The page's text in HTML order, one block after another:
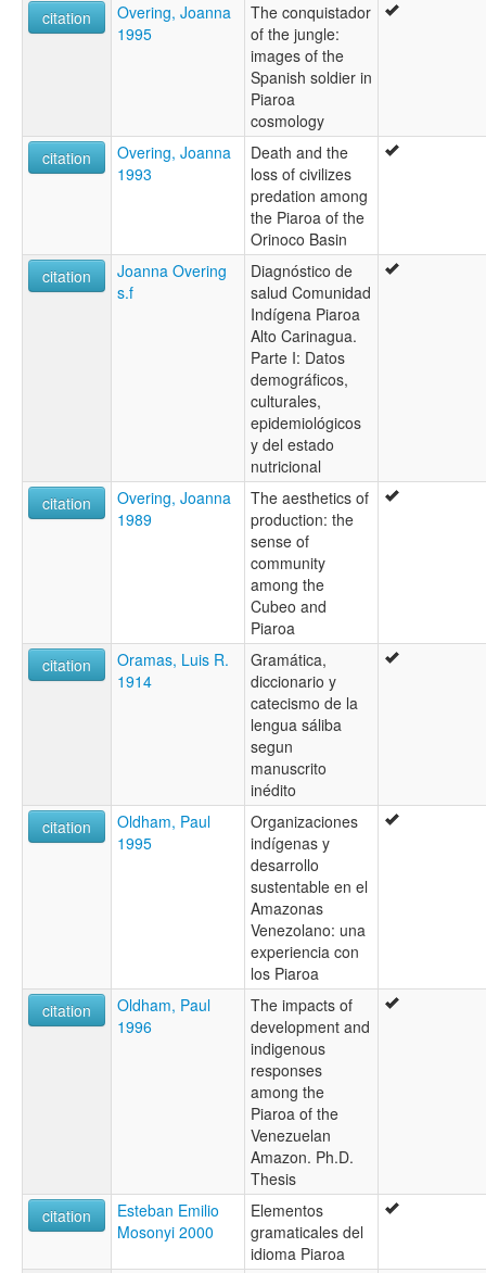
citation
Overing, Joanna
1995
The conquistador
of the jungle:
images of the
Spanish soldier in
Piaroa
cosmology
citation
Overing, Joanna
1993
Death and the
loss of civilizes
predation among
the Piaroa of the
Orinoco Basin
citation
Joanna Overing
s.f
Diagnóstico de
salud Comunidad
Indígena Piaroa
Alto Carinagua.
Parte I: Datos
demográficos,
culturales,
epidemiológicos
y del estado
nutricional
citation
Overing, Joanna
1989
The aesthetics of
production: the
sense of
community
among the
Cubeo and
Piaroa
citation
Oramas, Luis R.
1914
Gramática,
diccionario y
catecismo de la
lengua sáliba
segun
manuscrito
inédito
citation
Oldham, Paul
1995
Organizaciones
indígenas y
desarrollo
sustentable en el
Amazonas
Venezolano: una
experiencia con
los Piaroa
citation
Oldham, Paul
1996
The impacts of
development and
indigenous
responses
among the
Piaroa of the
Venezuelan
Amazon. Ph.D.
Thesis
citation
Esteban Emilio
Mosonyi 2000
Elementos
gramaticales del
idioma Piaroa